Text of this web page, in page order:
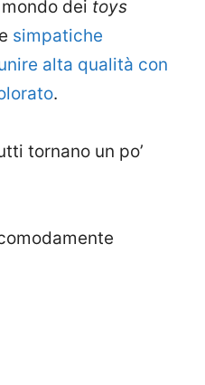
dei toys
simpatiche
alta qualità con
.
tornano un po’